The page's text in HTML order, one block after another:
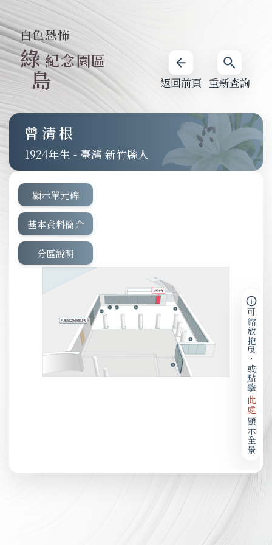
重新查詢
返回前頁
白色恐怖
綠
島
紀念園區
曾清根
1924 - 臺灣 新竹縣人
顯示單元碑
基本資料簡介
分區說明
可縮放拖曳，或點擊
此處
顯示全景